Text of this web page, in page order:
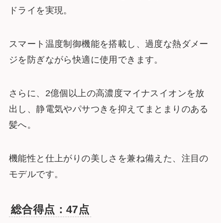
ドライを実現。
スマート温度制御機能を搭載し、過度な熱ダメー
ジを防ぎながら快適に使用できます。
さらに、2億個以上の高濃度マイナスイオンを放
出し、静電気やパサつきを抑えてまとまりのある
髪へ。
機能性と仕上がりの美しさを兼ね備えた、注目の
モデルです。
総合得点：47点